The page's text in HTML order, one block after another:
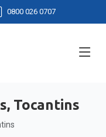
0800 026 0707
Tocantins